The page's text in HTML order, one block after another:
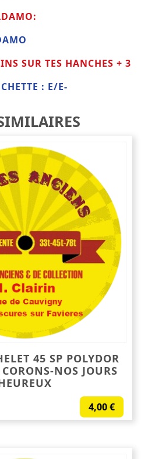
SUR TES HANCHES + 3
: E/E-
45 SP POLYDOR
NOS JOURS
4,00€